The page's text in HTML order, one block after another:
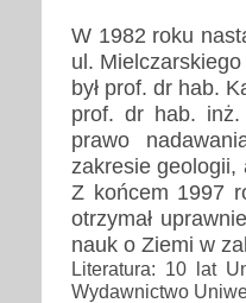
W 1982 roku
ul.
był prof. dr hab.
prof. dr hab. inż.
prawo
zakresie
Z końcem 1997
otrzymał
nauk o Ziemi w
Literatura: 10 lat
Wydawnictwo